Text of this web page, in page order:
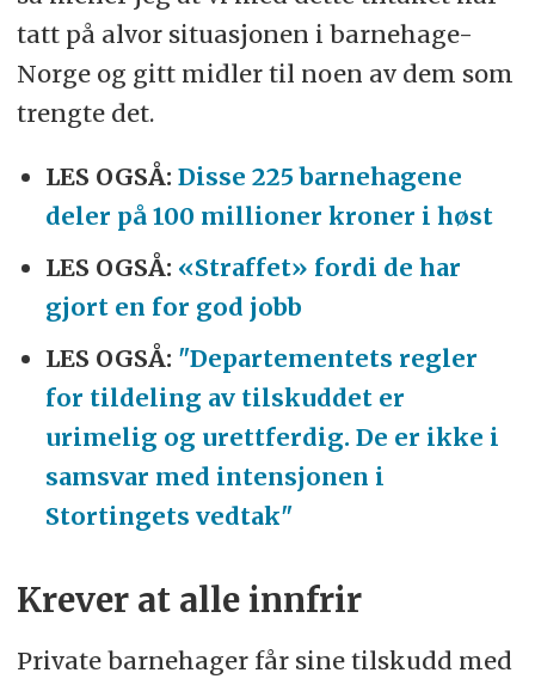
tatt på alvor situasjonen i barnehage-
Norge og gitt midler til noen av dem som
trengte det.
LES OGSÅ: Disse 225 barnehagene
deler på 100 millioner kroner i høst
LES OGSÅ: «Straffet» fordi de har
gjort en for god jobb
LES OGSÅ: "Departementets regler
for tildeling av tilskuddet er
urimelig og urettferdig. De er ikke i
samsvar med intensjonen i
Stortingets vedtak"
Krever at alle innfrir
Private barnehager får sine tilskudd med